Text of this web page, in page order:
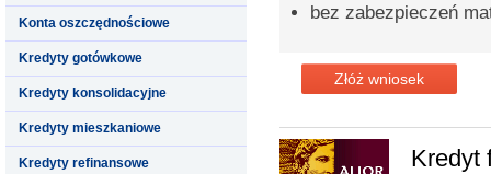
Konta oszczędnościowe
Kredyty gotówkowe
Kredyty konsolidacyjne
Kredyty mieszkaniowe
Kredyty refinansowe
bez zabezpieczeń
Złóż wniosek
Kredyt